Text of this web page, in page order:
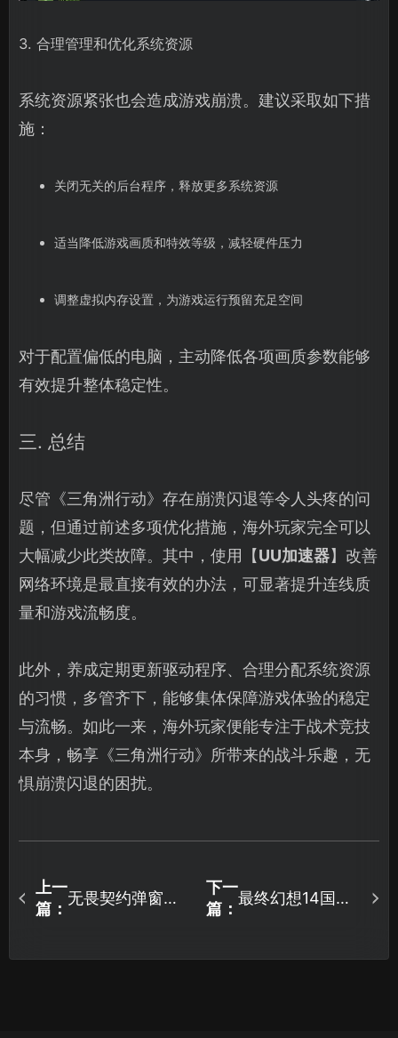
3. 合理管理和优化系统资源
系统资源紧张也会造成游戏崩溃。建议采取如下措
施：
关闭无关的后台程序，释放更多系统资源
适当降低游戏画质和特效等级，减轻硬件压力
调整虚拟内存设置，为游戏运行预留充足空间
对于配置偏低的电脑，主动降低各项画质参数能够
有效提升整体稳定性。
三. 总结
尽管《三角洲行动》存在崩溃闪退等令人头疼的问
题，但通过前述多项优化措施，海外玩家完全可以
大幅减少此类故障。其中，使用【UU加速器】改善
网络环境是最直接有效的办法，可显著提升连线质
量和游戏流畅度。
此外，养成定期更新驱动程序、合理分配系统资源
的习惯，多管齐下，能够集体保障游戏体验的稳定
与流畅。如此一来，海外玩家便能专注于战术竞技
本身，畅享《三角洲行动》所带来的战斗乐趣，无
惧崩溃闪退的困扰。
上一
篇：
无畏契约弹窗
络优化指南！
下一
篇：
最终幻想14国服
器攻略！